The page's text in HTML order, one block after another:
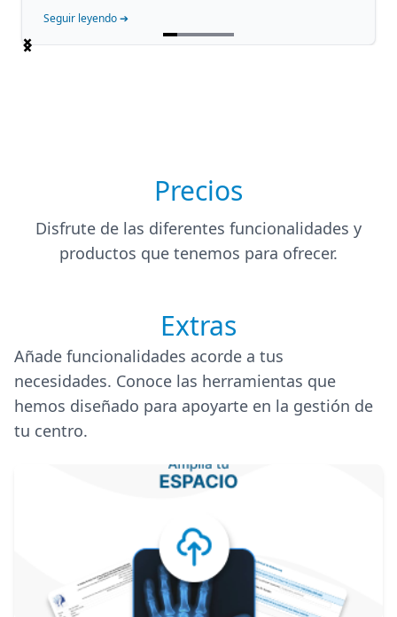
Seguir leyendo ➔
Item
Precios
Disfrute de las diferentes funcionalidades y
productos que tenemos para ofrecer.
Extras
Añade funcionalidades acorde a tus
necesidades. Conoce las herramientas que
hemos diseñado para apoyarte en la gestión de
tu centro.